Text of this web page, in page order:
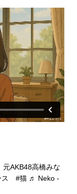
AKB48高橋みな
ス #猫 ♬ Neko -